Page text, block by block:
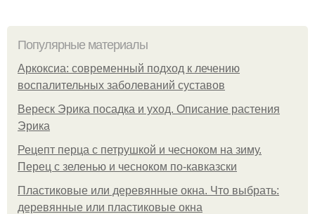
Популярные материалы
Аркоксиа: современный подход к лечению
воспалительных заболеваний суставов
Вереск Эрика посадка и уход. Описание растения
Эрика
Рецепт перца с петрушкой и чесноком на зиму.
Перец с зеленью и чесноком по-кавказски
Пластиковые или деревянные окна. Что выбрать:
деревянные или пластиковые окна